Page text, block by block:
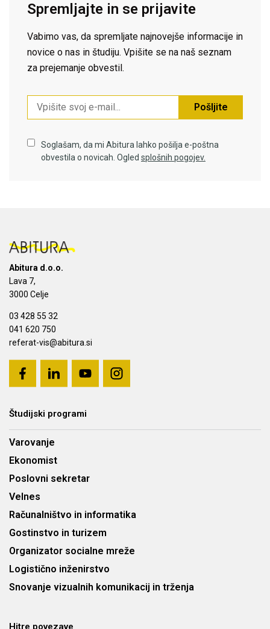
Spremljajte in se prijavite
Vabimo vas, da spremljate najnovejše informacije in
novice o nas in študiju. Vpišite se na naš seznam
za prejemanje obvestil.
Pošljite
Soglašam, da mi Abitura lahko pošilja e-poštna
obvestila o novicah. Ogled splošnih pogojev.
Abitura d.o.o.
Lava 7,
3000 Celje
03 428 55 32
041 620 750
referat-vis@abitura.si
Študijski programi
Varovanje
Ekonomist
Poslovni sekretar
Velnes
Računalništvo in informatika
Gostinstvo in turizem
Organizator socialne mreže
Logistično inženirstvo
Snovanje vizualnih komunikacij in trženja
Hitre povezave